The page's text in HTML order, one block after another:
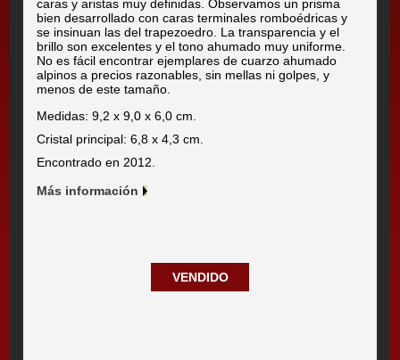
caras y aristas muy definidas. Observamos un prisma
bien desarrollado con caras terminales romboédricas y
se insinuan las del trapezoedro. La transparencia y el
brillo son excelentes y el tono ahumado muy uniforme.
No es fácil encontrar ejemplares de cuarzo ahumado
alpinos a precios razonables, sin mellas ni golpes, y
menos de este tamaño.
Medidas: 9,2 x 9,0 x 6,0 cm.
Cristal principal: 6,8 x 4,3 cm.
Encontrado en 2012.
Más información
VENDIDO